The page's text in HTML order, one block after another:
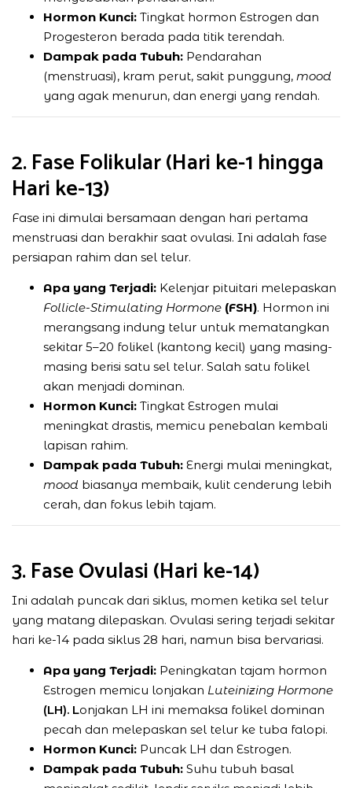
Hormon Kunci: Tingkat hormon Estrogen dan
Progesteron berada pada titik terendah.
Dampak pada Tubuh: Pendarahan
(menstruasi), kram perut, sakit punggung, mood
yang agak menurun, dan energi yang rendah.
2. Fase Folikular (Hari ke-1 hingga
Hari ke-13)
Fase ini dimulai bersamaan dengan hari pertama
menstruasi dan berakhir saat ovulasi. Ini adalah fase
persiapan rahim dan sel telur.
Apa yang Terjadi: Kelenjar pituitari melepaskan
Follicle-Stimulating Hormone (FSH). Hormon ini
merangsang indung telur untuk mematangkan
sekitar 5–20 folikel (kantong kecil) yang masing-
masing berisi satu sel telur. Salah satu folikel
akan menjadi dominan.
Hormon Kunci: Tingkat Estrogen mulai
meningkat drastis, memicu penebalan kembali
lapisan rahim.
Dampak pada Tubuh: Energi mulai meningkat,
mood biasanya membaik, kulit cenderung lebih
cerah, dan fokus lebih tajam.
3. Fase Ovulasi (Hari ke-14)
Ini adalah puncak dari siklus, momen ketika sel telur
yang matang dilepaskan. Ovulasi sering terjadi sekitar
hari ke-14 pada siklus 28 hari, namun bisa bervariasi.
Apa yang Terjadi: Peningkatan tajam hormon
Estrogen memicu lonjakan Luteinizing Hormone
(LH). Lonjakan LH ini memaksa folikel dominan
pecah dan melepaskan sel telur ke tuba falopi.
Hormon Kunci: Puncak LH dan Estrogen.
Dampak pada Tubuh: Suhu tubuh basal